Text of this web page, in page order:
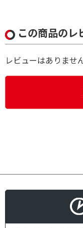
この商品のレ
レビューはありませ